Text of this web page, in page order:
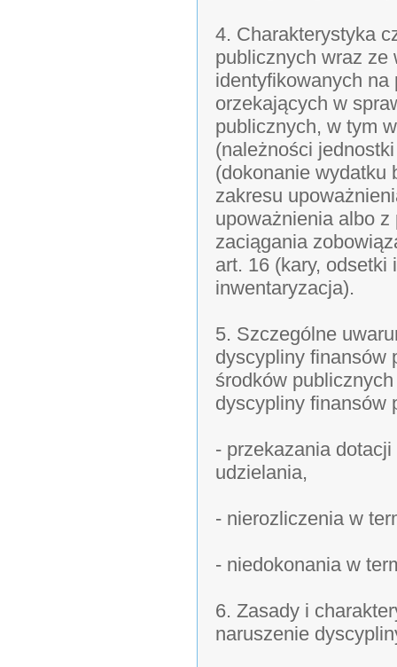
4. Charakterystyka
publicznych wraz ze
identyfikowanych
orzekających w
publicznych, w tym
(należności
(dokonanie wydatku
zakresu
upoważnienia albo
zaciągania
art. 16 (kary,
inwentaryzacja).
5. Szczególne
dyscypliny finansów
środków
dyscypliny finansów
- przekazania
udzielania,
- nierozliczenia w
- niedokonania w
6. Zasady i
naruszenie